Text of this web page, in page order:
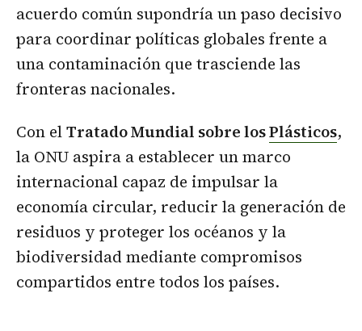
acuerdo común supondría un paso decisivo
para coordinar políticas globales frente a
una contaminación que trasciende las
fronteras nacionales.
Con elTratado Mundial sobre losPlásticos,
la ONU aspira a establecer un marco
internacional capaz de impulsar la
economía circular, reducir la generación de
residuos y proteger los océanos y la
biodiversidad mediante compromisos
compartidos entre todos los países.